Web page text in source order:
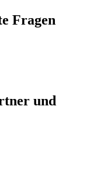
Fragen
und